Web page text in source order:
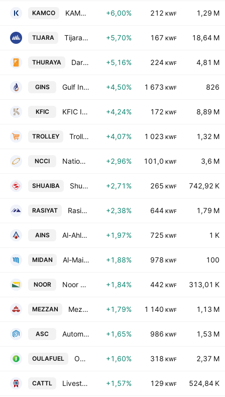
KAMCO KAMCO Investment Company K.S.C.P. +6,00% 212 KWF 1,29 M
TIJARA Tijara & Realestate Investment Co. K.S.C. Closed +5,70% 167 KWF 18,64 M
THURAYA Dar Al-Thuraya Real Estate Co. +5,16% 224 KWF 4,81 M
GINS Gulf Insurance Group K.S.C. +4,50% 1 673 KWF 826
KFIC KFIC Invest K.S.C.P +4,24% 172 KWF 8,89 M
TROLLEY Trolley General Trading Company K.S.C.C. +4,07% 1 023 KWF 1,32 M
NCCI National Consumer Holding Company +2,96% 101,0 KWF 3,6 M
SHUAIBA Shuaiba Industrial Co. (K.S.C) +2,71% 265 KWF 742,92 K
RASIYAT Rasiyat Holding Company +2,38% 644 KWF 1,79 M
AINS Al-Ahleia Insurance Co. +1,97% 725 KWF 1 K
MIDAN Al-Maidan Clinic for Oral Health Services Co. (K.S.C.C) +1,88% 978 KWF 100
NOOR Noor Financial Investment Co. KSC +1,84% 442 KWF 313,01 K
MEZZAN Mezzan Holding Company KSCC +1,79% 1 140 KWF 1,13 M
ASC Automated Systems Co. KSCC +1,65% 986 KWF 1,53 M
OULAFUEL Oula Fuel Marketing Company K.S.C. +1,60% 318 KWF 2,37 M
CATTL Livestock Transport & Trading Co. KSC +1,57% 129 KWF 524,84 K